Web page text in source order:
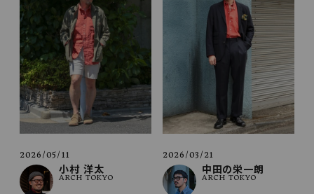
プライバシーポリシー
特定商取引法について
お問い合わせ
OFFICIAL WEB SITE
ACCOUNT MENU
meeting_room ログイン 会員登録
2026/05/11
小村 洋太
ARCH TOKYO
2026/03/21
中田の栄一朗
ARCH TOKYO